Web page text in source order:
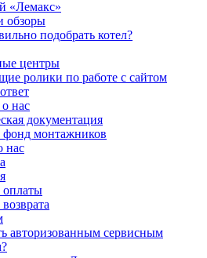
«Лемакс»
обзоры
подобрать котел?
центры
ролики по работе с сайтом
нас
документация
фонд монтажников
нас
оплаты
авторизованным сервисным